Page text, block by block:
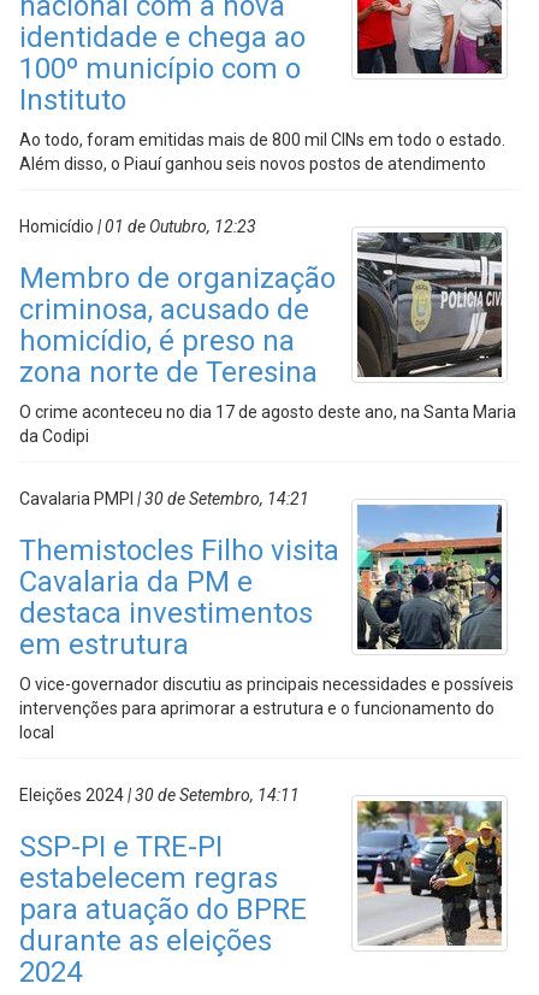
identidade e chega ao
100º município com o
Instituto
Ao todo, foram emitidas mais de 800 mil CINs em todo o estado.
Além disso, o Piauí ganhou seis novos postos de atendimento
Homicídio | 01 de Outubro, 12:23
Membro de organização
criminosa, acusado de
homicídio, é preso na
zona norte de Teresina
O crime aconteceu no dia 17 de agosto deste ano, na Santa Maria
da Codipi
Cavalaria PMPI | 30 de Setembro, 14:21
Themistocles Filho visita
Cavalaria da PM e
destaca investimentos
em estrutura
O vice-governador discutiu as principais necessidades e possíveis
intervenções para aprimorar a estrutura e o funcionamento do
local
Eleições 2024| 30 de Setembro, 14:11
SSP-PI e TRE-PI
estabelecem regras
para atuação do BPRE
durante as eleições
2024